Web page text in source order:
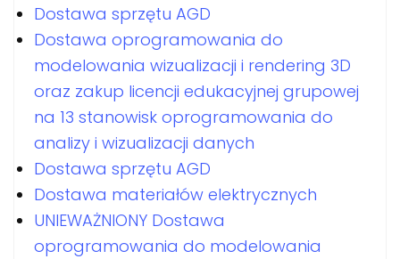
Dostawa sprzętu AGD
Dostawa oprogramowania do
modelowania wizualizacji i rendering 3D
oraz zakup licencji edukacyjnej grupowej
na 13 stanowisk oprogramowania do
analizy i wizualizacji danych
Dostawa sprzętu AGD
Dostawa materiałów elektrycznych
UNIEWAŻNIONY Dostawa
oprogramowania do modelowania